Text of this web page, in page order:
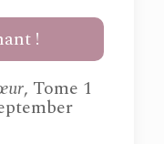
!
, Tome 1